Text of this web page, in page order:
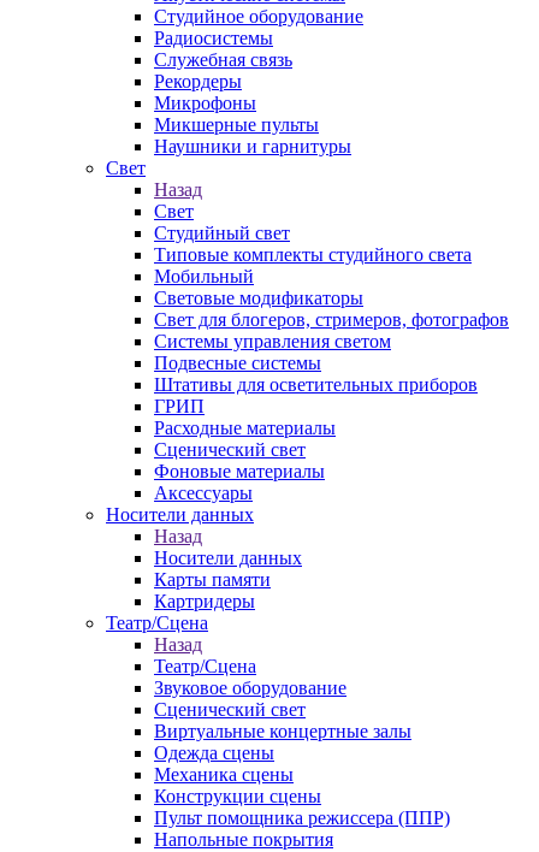
Студийное оборудование
Радиосистемы
Служебная связь
Рекордеры
Микрофоны
Микшерные пульты
Наушники и гарнитуры
Свет
Назад
Свет
Студийный свет
Типовые комплекты студийного света
Мобильный
Световые модификаторы
Свет для блогеров, стримеров, фотографов
Системы управления светом
Подвесные системы
Штативы для осветительных приборов
ГРИП
Расходные материалы
Сценический свет
Фоновые материалы
Аксессуары
Носители данных
Назад
Носители данных
Карты памяти
Картридеры
Театр/Сцена
Назад
Театр/Сцена
Звуковое оборудование
Сценический свет
Виртуальные концертные залы
Одежда сцены
Механика сцены
Конструкции сцены
Пульт помощника режиссера (ППР)
Напольные покрытия